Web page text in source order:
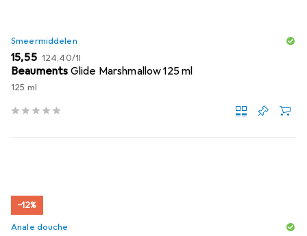
Smeermiddelen
EUR
15,55 EUR
124,40/1l
Beauments Glide Marshmallow 125 ml
125 ml
−12%
Anale douche